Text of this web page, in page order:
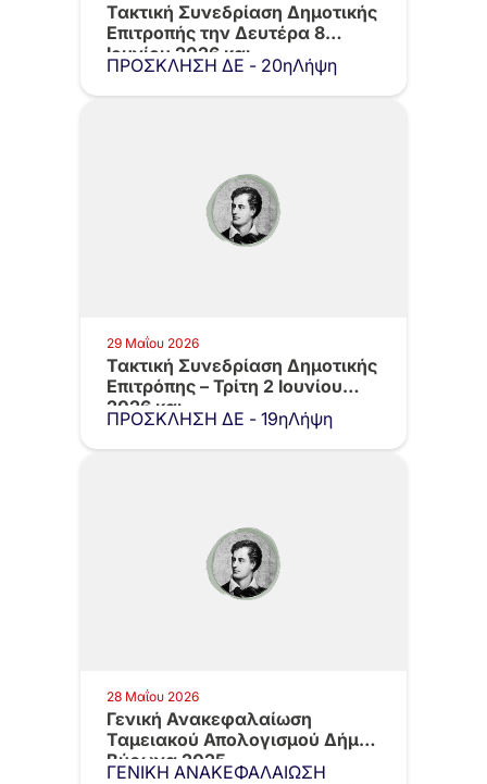
Τακτική Συνεδρίαση Δημοτικής
Επιτροπής την Δευτέρα 8
Ιουνίου 2026 και…
ΠΡΟΣΚΛΗΣΗ ΔΕ - 20ηΛήψη
29 Μαΐου 2026
Τακτική Συνεδρίαση Δημοτικής
Επιτρόπης – Τρίτη 2 Ιουνίου
2026 και…
ΠΡΟΣΚΛΗΣΗ ΔΕ - 19ηΛήψη
28 Μαΐου 2026
Γενική Ανακεφαλαίωση
Ταμειακού Απολογισμού Δήμου
Βύρωνα 2025
ΓΕΝΙΚΗ ΑΝΑΚΕΦΑΛΑΙΩΣΗ